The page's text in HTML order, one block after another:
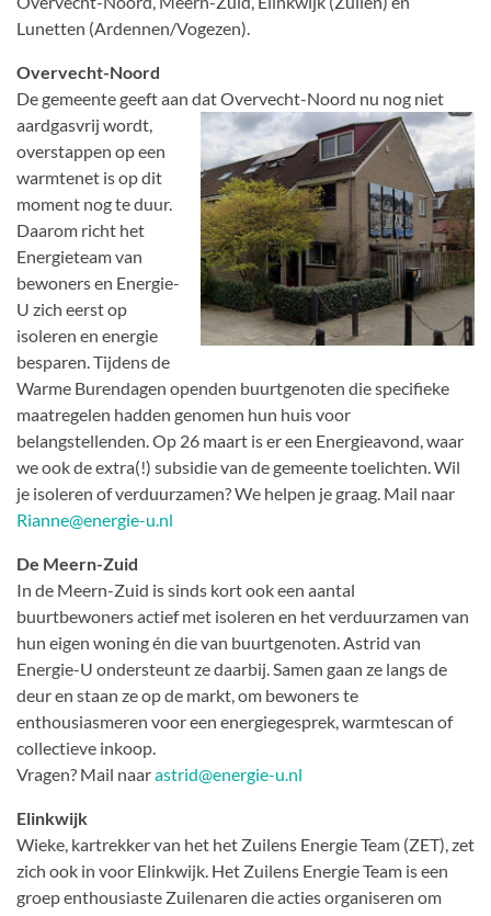
Lunetten (Ardennen/Vogezen).
Overvecht-Noord
De gemeente geeft aan dat Overvecht-Noord nu nog niet
aardgasvrij wordt,
overstappen op een
warmtenet is op dit
moment nog te duur.
Daarom richt het
Energieteam van
bewoners en Energie-
U zich eerst op
isoleren en energie
besparen. Tijdens de
Warme Burendagen openden buurtgenoten die specifieke
maatregelen hadden genomen hun huis voor
belangstellenden. Op 26 maart is er een Energieavond, waar
we ook de extra(!) subsidie van de gemeente toelichten. Wil
je isoleren of verduurzamen? We helpen je graag. Mail naar
Rianne@energie-u.nl
De Meern-Zuid
In de Meern-Zuid is sinds kort ook een aantal
buurtbewoners actief met isoleren en het verduurzamen van
hun eigen woning én die van buurtgenoten. Astrid van
Energie-U ondersteunt ze daarbij. Samen gaan ze langs de
deur en staan ze op de markt, om bewoners te
enthousiasmeren voor een energiegesprek, warmtescan of
collectieve inkoop.
Vragen? Mail naarastrid@energie-u.nl
Elinkwijk
Wieke, kartrekker van het het Zuilens Energie Team (ZET), zet
zich ook in voor Elinkwijk. Het Zuilens Energie Team is een
groep enthousiaste Zuilenaren die acties organiseren om